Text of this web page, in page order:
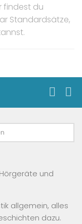
findest du
Standardsätze,
und
allgemein, alles
dazu.